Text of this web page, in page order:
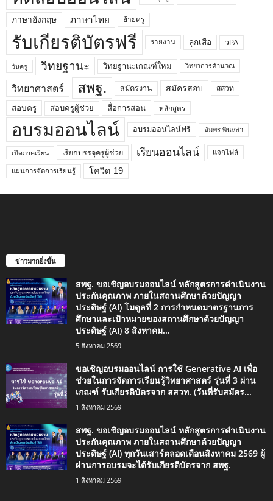
ภาษาอังกฤษ ภาษาไทย ย้ายครู
รับเกียรติบัตรฟรี รายงาน ลูกเสือ วPA
วันครู วิทยฐานะ วิทยฐานะเกณฑ์ใหม่ วิทยาการคำนวณ
วิทยาศาสตร์ สพฐ. สมัครงาน สมัครสอบ สสวท
สอบครู สอบครูผู้ช่วย สื่อการสอน หลักสูตร
อบรมออนไลน์ อบรมออนไลน์ฟรี อัมพร พินะสา
เปิดภาคเรียน เรียกบรรจุครูผู้ช่วย เรียนออนไลน์ แจกไฟล์
แผนการจัดการเรียนรู้ โควิด 19
ข่าวมากยิ่งขึ้น
สพฐ. ขอเชิญอบรมออนไลน์ หลักสูตรการดำเนินงาน
ประกันคุณภาพ ภายในสถานศึกษาด้วยปัญญา
ประดิษฐ์ (AI) โมดูลที่ 2 การกำหนดมาตรฐานการ
ศึกษาและเป้าหมายของสถานศึกษาด้วยปัญญา
ประดิษฐ์ (AI) 8 สิงหาคม...
5 สิงหาคม 2569
ขอเชิญอบรมออนไลน์ การใช้ Generative AI เพื่อ
ช่วยในการจัดการเรียนรู้วิทยาศาสตร์ รุ่นที่ 3 ผ่าน
เกณฑ์ รับเกียรติบัตรจาก สสวท. (วันที่รับสมัคร...
1 สิงหาคม 2569
สพฐ. ขอเชิญอบรมออนไลน์ หลักสูตรการดำเนินงาน
ประกันคุณภาพ ภายในสถานศึกษาด้วยปัญญา
ประดิษฐ์ (AI) ทุกวันเสาร์ตลอดเดือนสิงหาคม 2569 ผู้
ผ่านการอบรมจะได้รับเกียรติบัตรจาก สพฐ.
1 สิงหาคม 2569